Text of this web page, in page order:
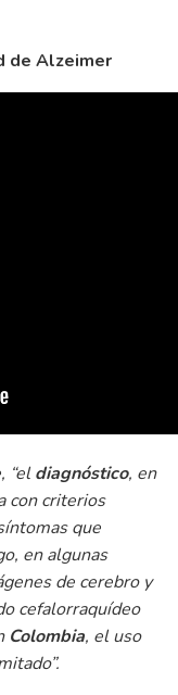
de Alzeimer
“eldiagnóstico, en
con criterios
que
en algunas
de cerebro y
cefalorraquídeo
Colombia, el uso
.